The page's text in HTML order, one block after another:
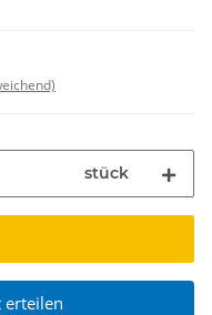
stück
erteilen